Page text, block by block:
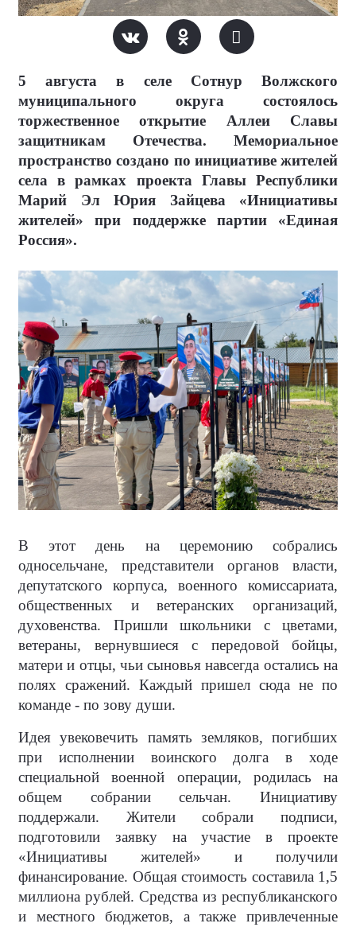
5 августа в селе Сотнур Волжского
муниципального округа состоялось
торжественное открытие Аллеи Славы
защитникам Отечества. Мемориальное
пространство создано по инициативе жителей
села в рамках проекта Главы Республики
Марий Эл Юрия Зайцева «Инициативы
жителей» при поддержке партии «Единая
Россия».
В этот день на церемонию собрались
односельчане, представители органов власти,
депутатского корпуса, военного комиссариата,
общественных и ветеранских организаций,
духовенства. Пришли школьники с цветами,
ветераны, вернувшиеся с передовой бойцы,
матери и отцы, чьи сыновья навсегда остались на
полях сражений. Каждый пришел сюда не по
команде - по зову души.
Идея увековечить память земляков, погибших
при исполнении воинского долга в ходе
специальной военной операции, родилась на
общем собрании сельчан. Инициативу
поддержали. Жители собрали подписи,
подготовили заявку на участие в проекте
«Инициативы жителей» и получили
финансирование. Общая стоимость составила 1,5
миллиона рублей. Средства из республиканского
и местного бюджетов, а также привлеченные